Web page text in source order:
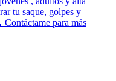
tu saque, golpes y
Contáctame para más